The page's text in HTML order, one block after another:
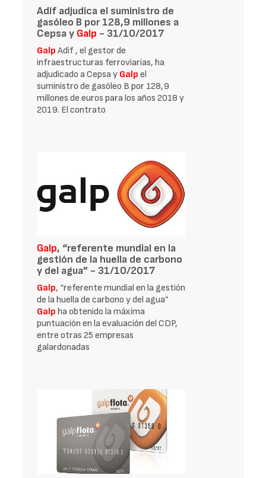
Adif adjudica el suministro de
gasóleo B por 128,9 millones a
Cepsa y Galp - 31/10/2017
Galp Adif , el gestor de
infraestructuras ferroviarias, ha
adjudicado a Cepsa y Galp el
suministro de gasóleo B por 128,9
millones de euros para los años 2018 y
2019. El contrato
Galp, “referente mundial en la
gestión de la huella de carbono
y del agua” - 31/10/2017
Galp, “referente mundial en la gestión
de la huella de carbono y del agua”
Galp ha obtenido la máxima
puntuación en la evaluación del CDP,
entre otras 25 empresas
galardonadas